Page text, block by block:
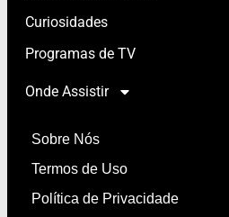
Curiosidades
Programas de TV
Onde Assistir
Sobre Nós
Termos de Uso
Política de Privacidade